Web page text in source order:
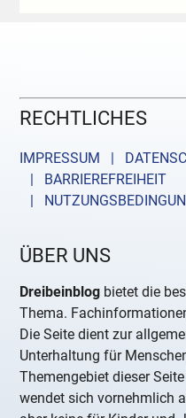
RECHTLICHES
IMPRESSUM |
| BARRIEREFREIHEIT
|
ÜBER UNS
Dreibeinblog bietet die
Thema.
Die Seite dient zur
Unterhaltung für
Themengebiet dieser
wendet sich vornehmlich